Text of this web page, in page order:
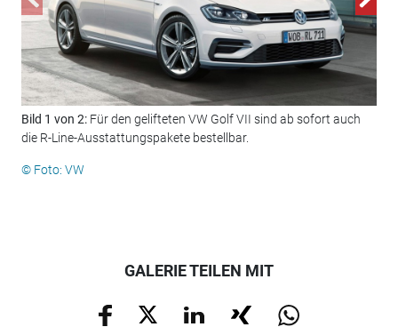
Bild 1 von 2: Für den gelifteten VW Golf VII sind ab sofort auch
die R-Line-Ausstattungspakete bestellbar.
© Foto: VW
GALERIE TEILEN MIT